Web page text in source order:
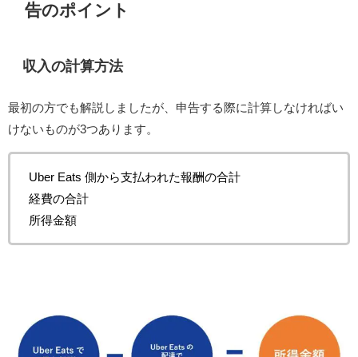
告のポイント
収入の計算方法
最初の方でも解説しましたが、申告する際に計算しなければい
けないものが3つあります。
Uber Eats 側から支払われた報酬の合計
経費の合計
所得金額